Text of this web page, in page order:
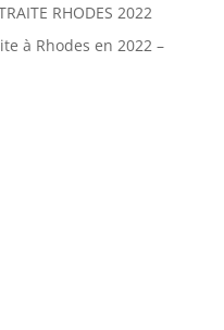
RHODES 2022
à Rhodes en 2022 –